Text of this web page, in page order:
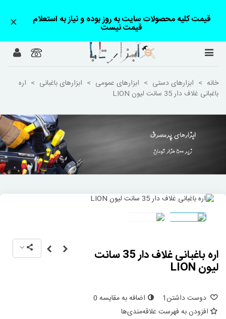
قیمت کلیه محصولات سایت به روز بوده و نیاز به استعلام
قیمت نیست ×
خانه > ابزارهای دستی > ابزارهای عمومی > ابزارهای باغبانی > اره
باغبانی غلاف دار 35 سانت لیون LION
اره باغبانی غلاف دار 35 سانت
لیون LION
دوست داشتن1 اضافه به مقایسه 0
افزودن به فهرست علاقه‌مندی‌ها